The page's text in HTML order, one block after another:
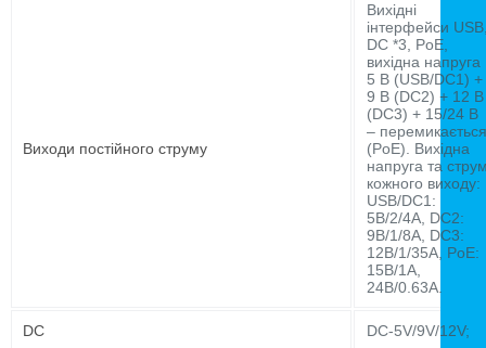
Виходи постійного струму
Вихідні
інтерфейси
DC *3, PoE,
вихідна напруга
5 В (USB/DC1) +
9 В (DC2) + 12 В
(DC3) + 15/24 В
– перемикається
(PoE). Вихідна
напруга та
кожного виходу:
USB/DC1:
5В/2/4А, DC2:
9В/1/8А, DC3:
12В/1/35А, PoE:
15В/1А,
24В/0.63А.
DC DC-5V/9V/12V;